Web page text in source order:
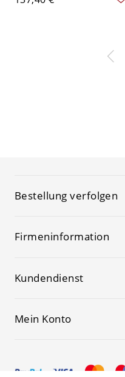
Hängeleuchte für
Bestellung verfolgen
Firmeninformation
Kundendienst
Mein Konto